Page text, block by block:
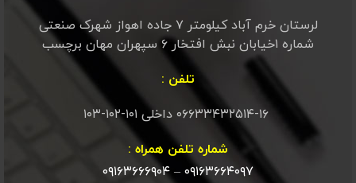
لرستان خرم آباد کیلومتر ۷ جاده اهواز شهرک صنعتی
شماره ۱خیابان نبش افتخار ۶ سپهران مهان برچسب
تلفن :
۰۶۶۳۳۴۳۲۵۱۴-۱۶ داخلی ۱۰۱-۱۰۲-۱۰۳
شماره تلفن همراه :
۰۹۱۶۳۶۶۴۰۹۷ – ۰۹۱۶۳۶۶۶۹۰۴